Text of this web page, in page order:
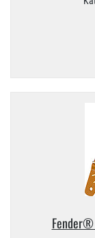
Fender®